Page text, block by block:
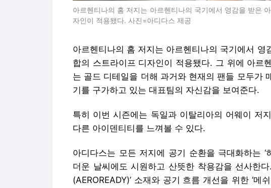
아르헨티나의 홈 저지는 아르헨티나의 국기에서 영감을 받은
자인이 적용됐다. 사진=아디다스 제공
아르헨티나의 홈 저지는 아르헨티나의 국기에서
합의 스트라이프 디자인이 적용됐다. 그 위에 아르
는 골드 디테일을 더해 과거와 현재의 팬들 모두가
기를 구가하고 있는 대표팀의 자신감을 보여준다.
특히 이번 시즌에는 독일과 이탈리아의 어웨이 저
다른 아이덴티티를 느껴볼 수 있다.
아디다스는 모든 저지에 공기 순환을 극대화하는 ‘
더운 날씨에도 시원하고 산뜻한 착용감을 선사한
(AEROREADY)’ 소재와 공기 흐름 개선을 위한 ‘메